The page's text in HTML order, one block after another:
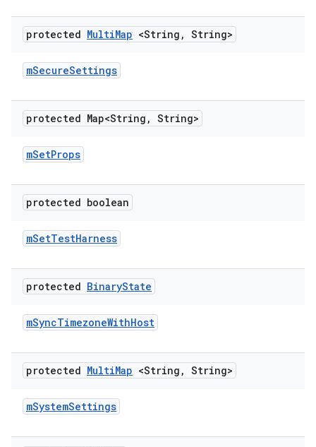
protected MultiMap <String , String>
mSecureSettings
protected Map<String , String>
mSetProps
protected boolean
mSetTestHarness
protected BinaryState
mSyncTimezoneWithHost
protected MultiMap <String , String>
mSystemSettings